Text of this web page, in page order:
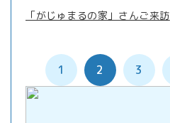
「がじゅまるの家」さんご来訪
1 2 3